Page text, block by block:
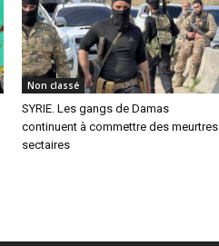
Non classé
SYRIE. Les gangs de Damas
continuent à commettre des meurtres
sectaires